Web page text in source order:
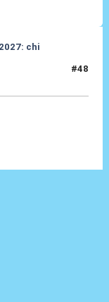
chi
#48